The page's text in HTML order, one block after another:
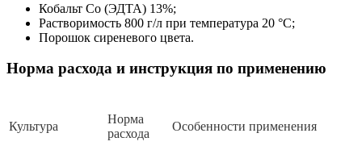
Кобальт Co (ЭДТА) 13%;
Растворимость 800 г/л при температура 20 °С;
Порошок сиреневого цвета.
Норма расхода и инструкция по применению
Культура
Норма
расхода
Особенности применения